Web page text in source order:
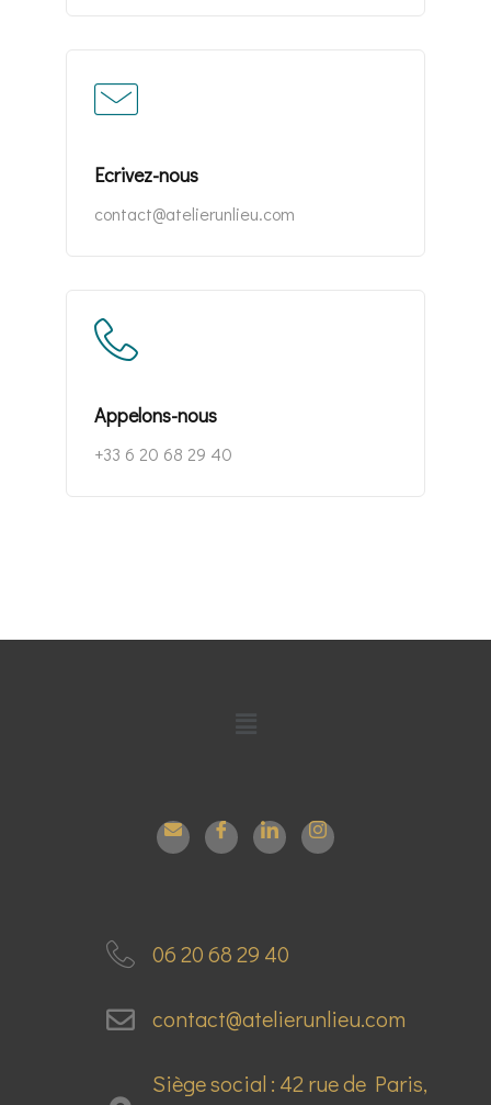
Ecrivez-nous
contact@atelierunlieu.com
Appelons-nous
+33 6 20 68 29 40
06 20 68 29 40
contact@atelierunlieu.com
Siège social : 42 rue de Paris,